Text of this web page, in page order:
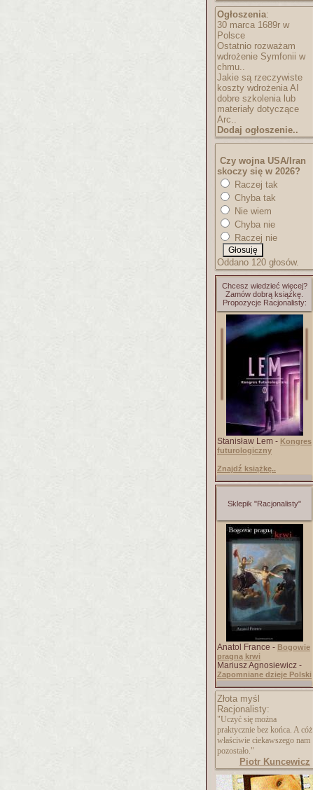
Ogłoszenia:
30 marca 1689r w
Polsce
Ostatnio rozważam
wdrożenie Symfonii w
chmu..
Jakie są rzeczywiste
koszty wdrożenia AI
dobre szkolenia lub
materiały dotyczące
Arc..
Dodaj ogłoszenie..
Czy wojna USA/Iran
skoczy się w 2026?
Raczej tak
Chyba tak
Nie wiem
Chyba nie
Raczej nie
Oddano 120 głosów.
Chcesz wiedzieć więcej?
Zamów dobrą książkę.
Propozycje Racjonalisty:
Stanisław Lem - Kongres
futurologiczny
Znajdź książkę..
Sklepik "Racjonalisty"
Anatol France - Bogowie
pragną krwi
Mariusz Agnosiewicz -
Zapomniane dzieje Polski
Złota myśl
Racjonalisty:
"Uczyć się można
praktycznie bez końca. A cóż
właściwie ciekawszego nam
pozostało."
Piotr Kuncewicz